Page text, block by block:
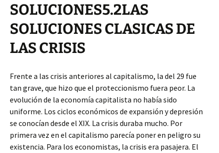
SOLUCIONES5.2LAS
SOLUCIONES CLASICAS DE
LAS CRISIS
Frente a las crisis anteriores al capitalismo, la del 29 fue
tan grave, que hizo que el proteccionismo fuera peor. La
evolución de la economía capitalista no había sido
uniforme. Los ciclos económicos de expansión y depresión
se conocían desde el XIX. La crisis duraba mucho. Por
primera vez en el capitalismo parecía poner en peligro su
existencia. Para los economistas, la crisis era pasajera. El